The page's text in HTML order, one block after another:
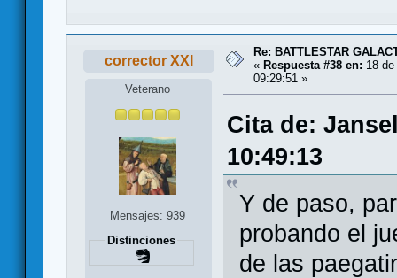
corrector XXI
Veterano
Mensajes: 939
Distinciones
Re: BATTLESTAR
« Respuesta #38 en: 18
09:29:51 »
Cita de:
10:49:13
Y de paso,
probando el
de las